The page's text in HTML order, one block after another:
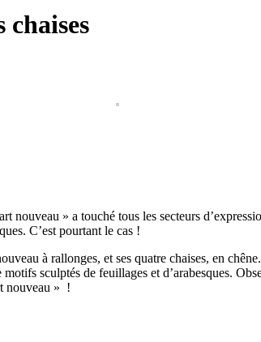
chaises
» a touché tous les secteurs
C’est pourtant le cas !
à rallonges, et ses quatre chaises, en chêne.
sculptés de feuillages et d’arabesques.
nouveau » !